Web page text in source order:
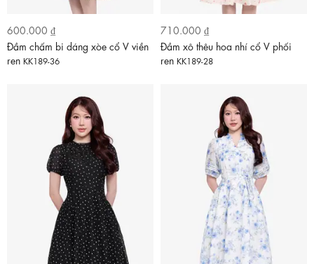
600.000 ₫
Đầm chấm bi dáng xòe cổ V viền
ren KK189-36
710.000 ₫
Đầm xô thêu hoa nhí cổ V phối
ren KK189-28